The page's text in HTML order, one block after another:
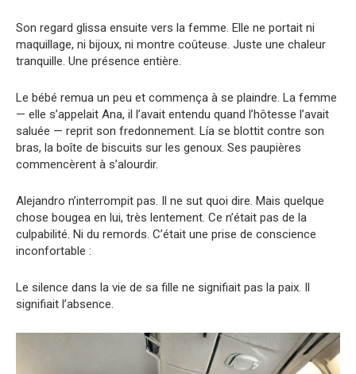
Son regard glissa ensuite vers la femme. Elle ne portait ni
maquillage, ni bijoux, ni montre coûteuse. Juste une chaleur
tranquille. Une présence entière.
Le bébé remua un peu et commença à se plaindre. La femme
— elle s’appelait Ana, il l’avait entendu quand l’hôtesse l’avait
saluée — reprit son fredonnement. Lía se blottit contre son
bras, la boîte de biscuits sur les genoux. Ses paupières
commencèrent à s’alourdir.
Alejandro n’interrompit pas. Il ne sut quoi dire. Mais quelque
chose bougea en lui, très lentement. Ce n’était pas de la
culpabilité. Ni du remords. C’était une prise de conscience
inconfortable :
Le silence dans la vie de sa fille ne signifiait pas la paix. Il
signifiait l’absence.